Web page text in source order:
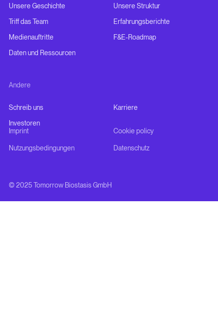
Unsere Geschichte
Unsere Struktur
Triff das Team
Erfahrungsberichte
Medienauftritte
F&E-Roadmap
Daten und Ressourcen
Andere
Schreib uns
Karriere
Investoren
© 2025 Tomorrow Biostasis GmbH
Imprint Cookie policy
Nutzungsbedingungen Datenschutz